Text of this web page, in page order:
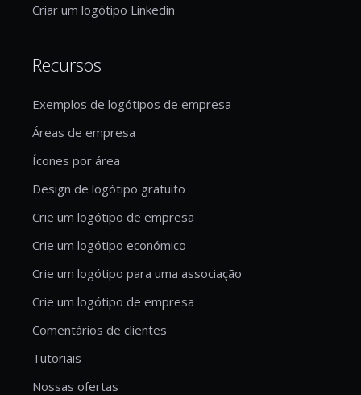
Criar um logótipo Linkedin
Recursos
Exemplos de logótipos de empresa
Áreas de empresa
Ícones por área
Design de logótipo gratuito
Crie um logótipo de empresa
Crie um logótipo económico
Crie um logótipo para uma associação
Crie um logótipo de empresa
Comentários de clientes
Tutoriais
Nossas ofertas